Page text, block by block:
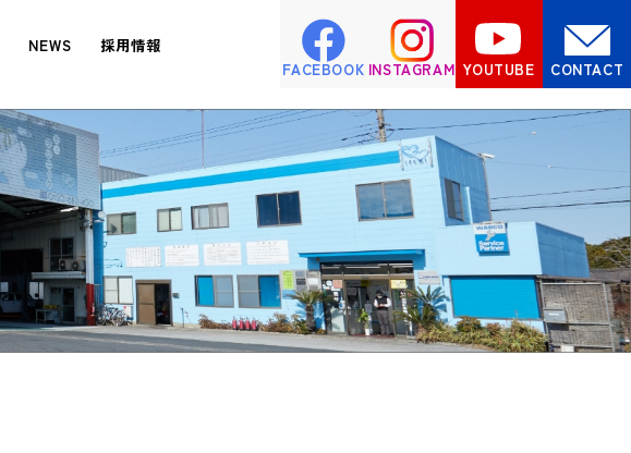
NEWS
採用情報
FACEBOOK INSTAGRAM YOUTUBE CONTACT